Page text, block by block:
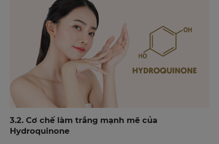
3.2. Cơ chế làm trắng mạnh mẽ của
Hydroquinone